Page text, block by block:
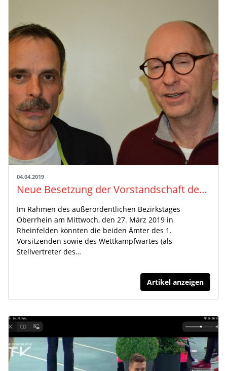
04.04.2019
Neue Besetzung der Vorstandschaft des Bezirks Oberrhein
Im Rahmen des außerordentlichen Bezirkstages
Oberrhein am Mittwoch, den 27. März 2019 in
Rheinfelden konnten die beiden Ämter des 1.
Vorsitzenden sowie des Wettkampfwartes (als
Stellvertreter des…
Artikel anzeigen